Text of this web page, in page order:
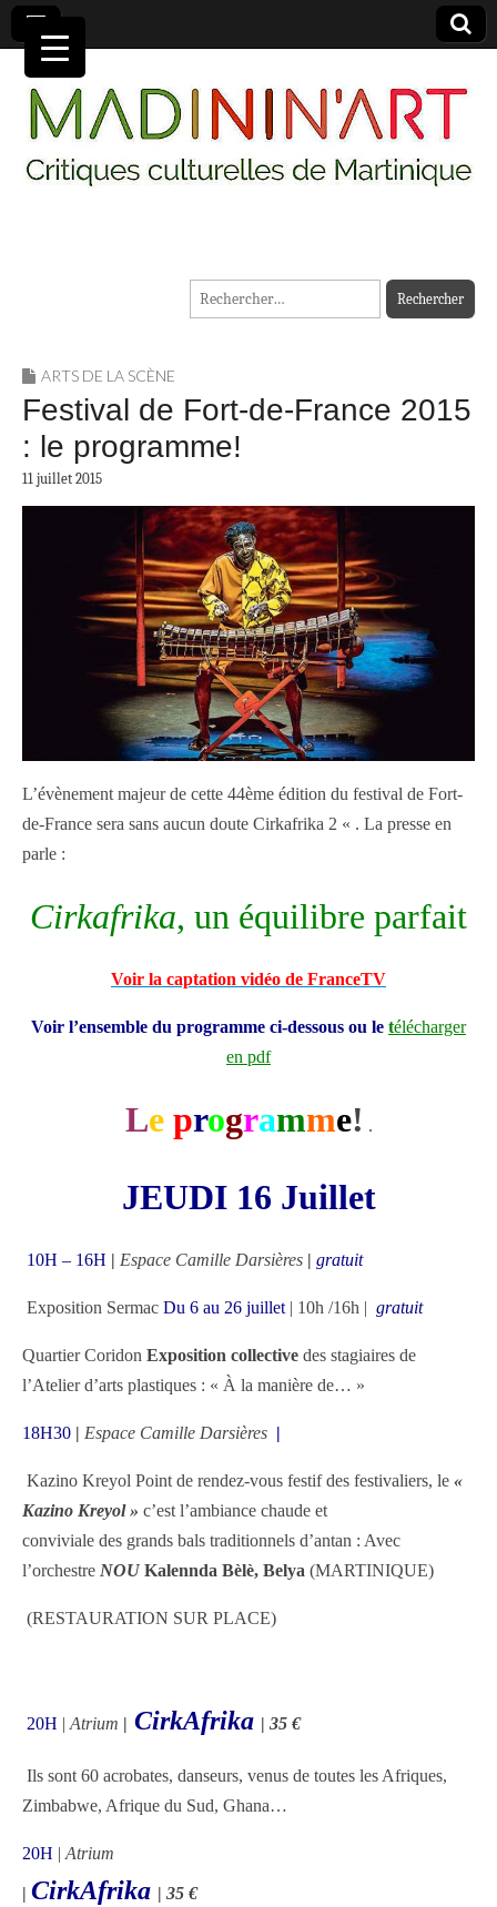
MADININ'ART
Rechercher :
ARTS DE LA SCÈNE
Festival de Fort-de-France 2015
: le programme!
11 juillet 2015
L’évènement majeur de cette 44ème édition du festival de Fort-
de-France sera sans aucun doute Cirkafrika 2 « . La presse en
parle :
Cirkafrika, un équilibre parfait
Voir la captation vidéo de FranceTV
Voir l’ensemble du programme ci-dessous ou le télécharger
en pdf
Le programme! .
JEUDI 16 Juillet
10H – 16H | Espace Camille Darsières | gratuit
Exposition Sermac Du 6 au 26 juillet | 10h /16h | gratuit
Quartier Coridon Exposition collective des stagiaires de
l’Atelier d’arts plastiques : « À la manière de… »
18H30 | Espace Camille Darsières |
Kazino Kreyol Point de rendez-vous festif des festivaliers, le «
Kazino Kreyol » c’est l’ambiance chaude et
conviviale des grands bals traditionnels d’antan : Avec
l’orchestre NOU Kalennda Bèlè, Belya (MARTINIQUE)
(RESTAURATION SUR PLACE)
20H | Atrium | CirkAfrika | 35 €
Ils sont 60 acrobates, danseurs, venus de toutes les Afriques,
Zimbabwe, Afrique du Sud, Ghana…
20H | Atrium
| CirkAfrika | 35 €